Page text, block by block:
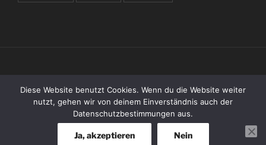
(C) 2019 – 2026 BY KATHARINA WENZLAFF
Diese Website benutzt Cookies. Wenn du die Website weiter
nutzt, gehen wir von deinem Einverständnis auch der
Datenschutzbestimmungen aus.
Ja, akzeptieren Nein